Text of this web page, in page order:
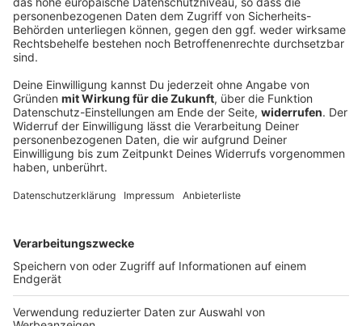
Wälder unter Druck - das sind die aktuellen
Gefahren
Die Waldbrandgefahr ist vielerorts hoch in Bayern.
Und was macht eigentlich der Borkenkäfer?
DEINE GEMERKTEN ARTIKEL
Du hast dir noch keine Artikel gemerkt